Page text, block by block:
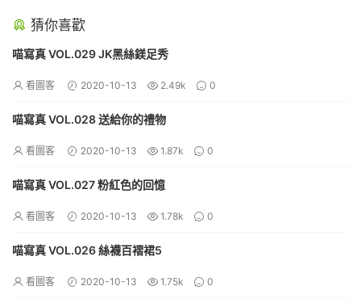
猜你喜歡
喵寫真 VOL.029 JK黑絲鎂足秀
看圖客 2020-10-13 2.49k 0
喵寫真 VOL.028 送給你的禮物
看圖客 2020-10-13 1.87k 0
喵寫真 VOL.027 粉紅色的回憶
看圖客 2020-10-13 1.78k 0
喵寫真 VOL.026 絲襪百褶裙5
看圖客 2020-10-13 1.75k 0